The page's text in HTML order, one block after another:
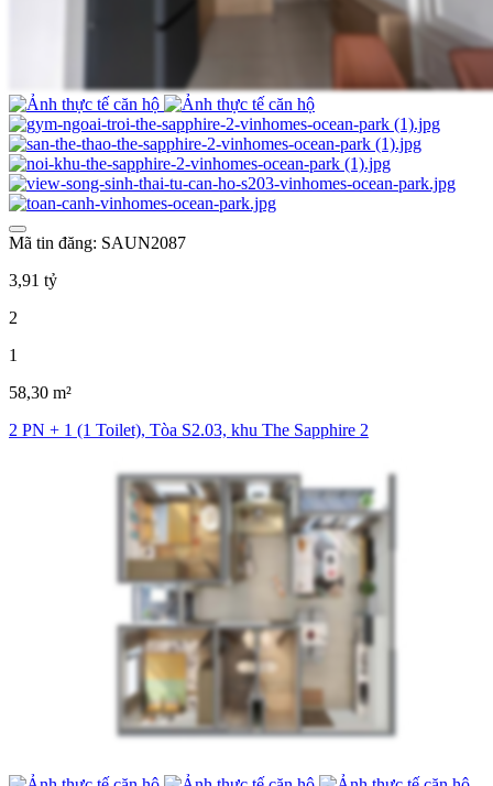
Mã tin đăng: SAUN2087
3,91 tỷ
2
1
58,30 m²
2 PN + 1 (1 Toilet), Tòa S2.03, khu The Sapphire 2